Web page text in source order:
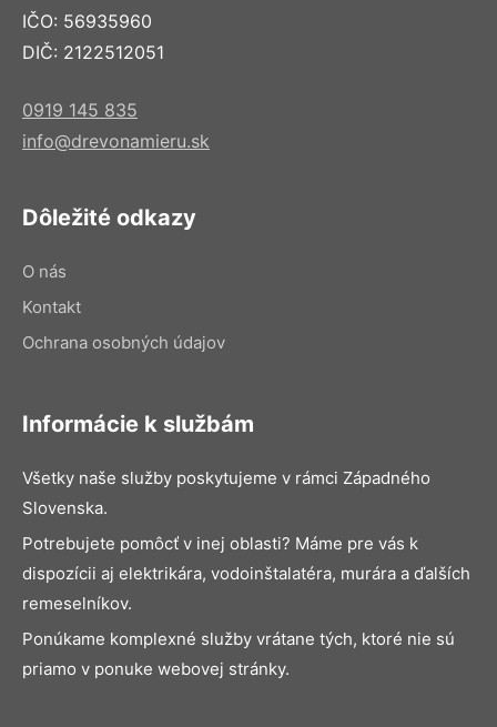
IČO: 56935960
DIČ: 2122512051
0919 145 835
info@drevonamieru.sk
Dôležité odkazy
O nás
Kontakt
Ochrana osobných údajov
Informácie k službám
Všetky naše služby poskytujeme v rámci Západného
Slovenska.
Potrebujete pomôcť v inej oblasti? Máme pre vás k
dispozícii aj elektrikára, vodoinštalatéra, murára a ďalších
remeselníkov.
Ponúkame komplexné služby vrátane tých, ktoré nie sú
priamo v ponuke webovej stránky.